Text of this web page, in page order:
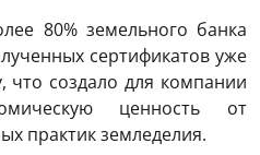
80% земельного банка
сертификатов уже
что создало для компании
ценность от
практик земледелия.